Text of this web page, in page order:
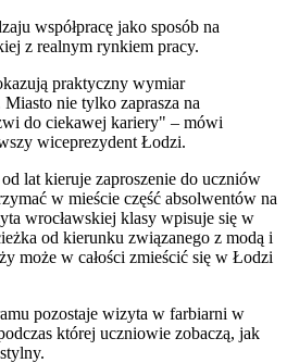
współpracę jako sposób na
z realnym rynkiem pracy.
praktyczny wymiar
nie tylko zaprasza na
do ciekawej kariery" – mówi
wiceprezydent Łodzi.
lat kieruje zaproszenie do uczniów
w mieście część absolwentów na
wrocławskiej klasy wpisuje się w
od kierunku związanego z modą i
może w całości zmieścić się w Łodzi
pozostaje wizyta w farbiarni w
której uczniowie zobaczą, jak